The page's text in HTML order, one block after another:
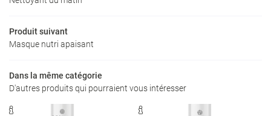
Bronzage
Nos tarifs
E-Shop
Avis
Actualités
Produit suivant
Masque nutri apaisant
Dans la même catégorie
D'autres produits qui pourraient vous intéresser
 